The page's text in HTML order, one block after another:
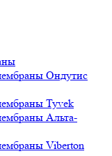
Ондутис
Tyvek
Альта-
Viberton